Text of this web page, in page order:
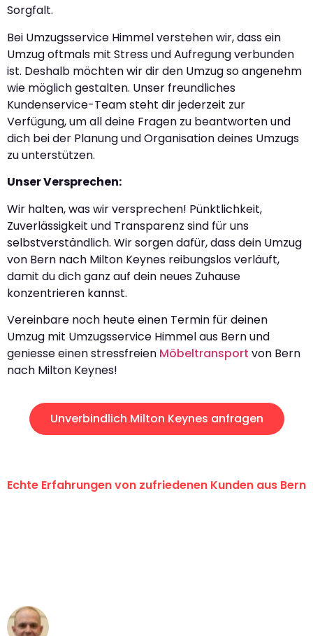
Sorgfalt.
Bei Umzugsservice Himmel verstehen wir, dass ein
Umzug oftmals mit Stress und Aufregung verbunden
ist. Deshalb möchten wir dir den Umzug so angenehm
wie möglich gestalten. Unser freundliches
Kundenservice-Team steht dir jederzeit zur
Verfügung, um all deine Fragen zu beantworten und
dich bei der Planung und Organisation deines Umzugs
zu unterstützen.
Unser Versprechen:
Wir halten, was wir versprechen! Pünktlichkeit,
Zuverlässigkeit und Transparenz sind für uns
selbstverständlich. Wir sorgen dafür, dass dein Umzug
von Bern nach Milton Keynes reibungslos verläuft,
damit du dich ganz auf dein neues Zuhause
konzentrieren kannst.
Vereinbare noch heute einen Termin für deinen
Umzug mit Umzugsservice Himmel aus Bern und
geniesse einen stressfreien Möbeltransport von Bern
nach Milton Keynes!
Unverbindlich Milton Keynes anfragen
Echte Erfahrungen von zufriedenen Kunden aus Bern